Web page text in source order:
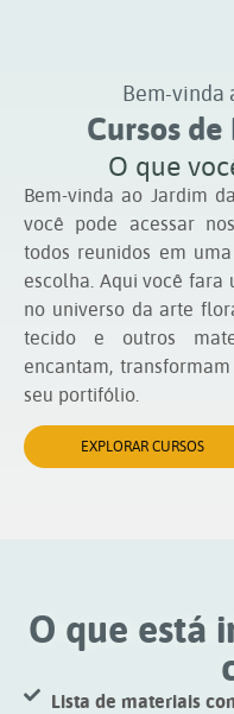
Bem-vinda
Cursos
O que
Bem-vinda ao Jardim
você pode acessar
todos reunidos em
escolha. Aqui você
no universo da arte
tecido e outros
encantam,
seu portifólio.
EXPLORAR CURSOS
O que está
Lista de materiais